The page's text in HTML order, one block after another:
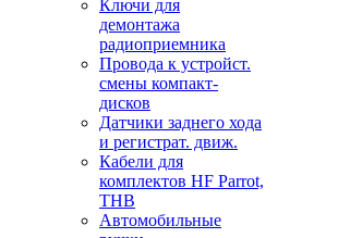
Ключи для
демонтажа
радиоприемника
Провода к устройст.
смены компакт-
дисков
Датчики заднего хода
и регистрат. движ.
Кабели для
комплектов HF Parrot,
THB
Автомобильные